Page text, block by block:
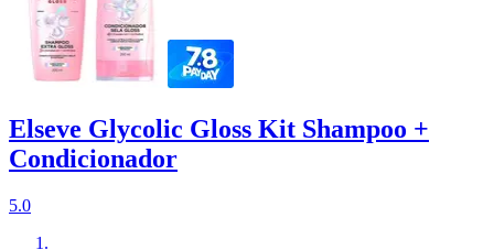
Elseve Glycolic Gloss Kit Shampoo +
Condicionador
5.0